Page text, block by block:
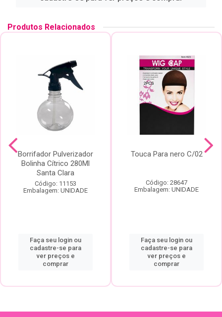
Produtos Relacionados
Borrifador Pulverizador
Bolinha Cítrico 280Ml
Santa Clara
Código: 11153
Embalagem: UNIDADE
Faça seu login ou
cadastre-se para
ver preços e
comprar
Touca Para nero C/02
Código: 28647
Embalagem: UNIDADE
Faça seu login ou
cadastre-se para
ver preços e
comprar